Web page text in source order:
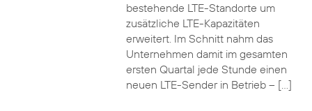
bestehende LTE-Standorte um
zusätzliche LTE-Kapazitäten
erweitert. Im Schnitt nahm das
Unternehmen damit im gesamten
ersten Quartal jede Stunde einen
neuen LTE-Sender in Betrieb – […]